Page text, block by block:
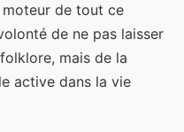
de tout ce
de ne pas laisser
mais de la
active dans la vie